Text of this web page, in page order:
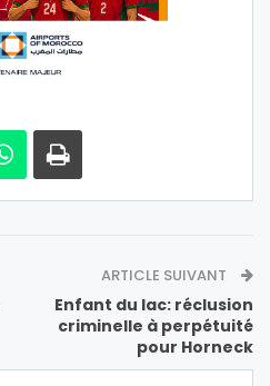
ARTICLE SUIVANT
Enfant du lac: réclusion
criminelle à perpétuité
pour Horneck